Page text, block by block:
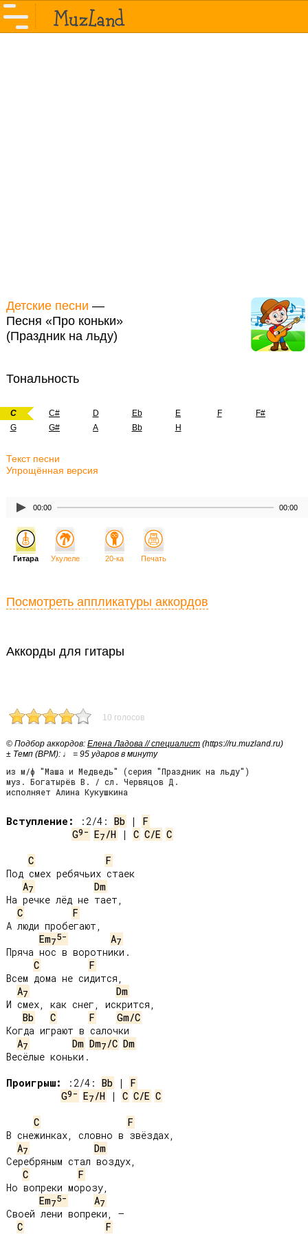
Детские песни —
Песня «Про коньки»
(Праздник на льду)
Тональность
C C# D Eb E F
F#
G
G# A Bb H
Текст песни
Упрощённая версия
00:00 00:00
Аккорды для гитары
10 голосов
© Подбор аккордов: Елена Ладова // специалист (https://ru.muzland.ru)
± Темп (BPM): ♩ = 95 ударов в минуту
из м/ф "Маша и Медведь" (серия "Праздник на льду")
муз. Богатырёв В. / сл. Червяцов Д.
исполняет Алина Кукушкина
Вступление: :2/4: Bb | F
G9- E7/H | C C/E C
C
F
Под смех ребячьих стаек
A7
Dm
На речке лёд не тает,
C
F
А люди пробегают,
Em75- A7
Пряча нос в воротники.
C
F
Всем дома не сидится,
A7
Dm
И смех, как снег, искрится,
Bb
C F
Gm/C
Когда играют в салочки
A7 Dm Dm7/C Dm
Весёлые коньки.
Проигрыш:
:2/4: Bb | F
G9- E7/H | C C/E C
C
F
В снежинках, словно в звёздах,
A7
Dm
Серебряным стал воздух,
C
F
Но вопреки морозу,
Em75- A7
Своей лени вопреки, –
C
F
Гитара Укулеле 20-ка Печать
Посмотреть аппликатуры аккордов